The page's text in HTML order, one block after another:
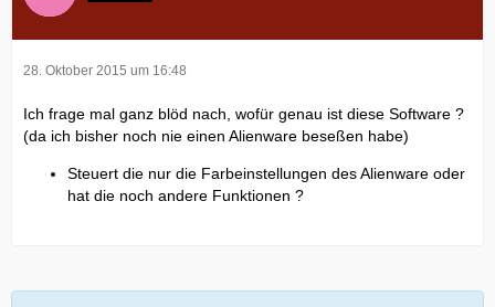
28. Oktober 2015 um 16:48
Ich frage mal ganz blöd nach, wofür genau ist diese Software ?
(da ich bisher noch nie einen Alienware beseßen habe)
Steuert die nur die Farbeinstellungen des Alienware oder
hat die noch andere Funktionen ?